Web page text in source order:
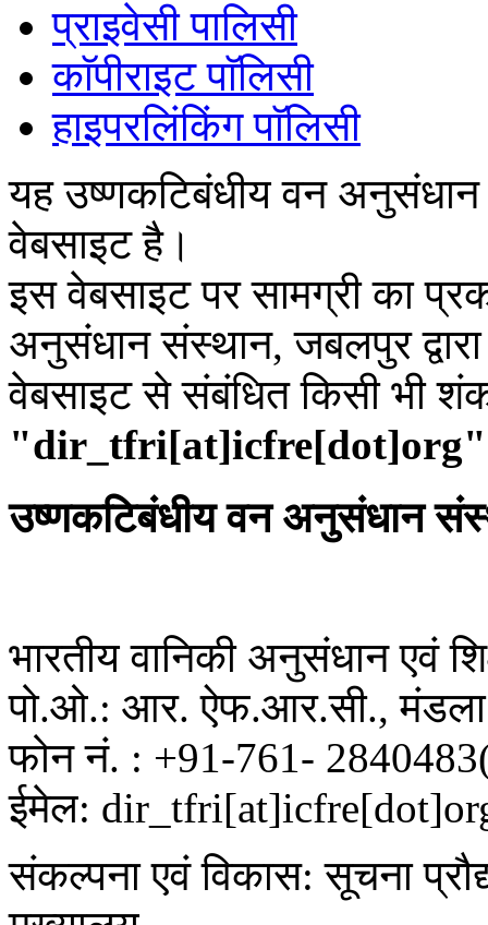
प्राइवेसी पालिसी
काॅपीराइट पाॅलिसी
हाइपरलिंकिंग पाॅलिसी
यह उष्णकटिबंधीय वन
वेबसाइट है।
इस वेबसाइट पर सामग्री का
अनुसंधान संस्थान, जबलपुर
वेबसाइट से संबंधित किसी भी
"dir_tfri[at]icfre[dot]org"
उष्णकटिबंधीय वन अनुसंधान
भारतीय वानिकी अनुसंधान एवं
पो.ओ.: आर. ऐफ.आर.सी., मंडला
फोन नं. : +91-761-
ईमेल:
संकल्पना एवं विकास: सूचना